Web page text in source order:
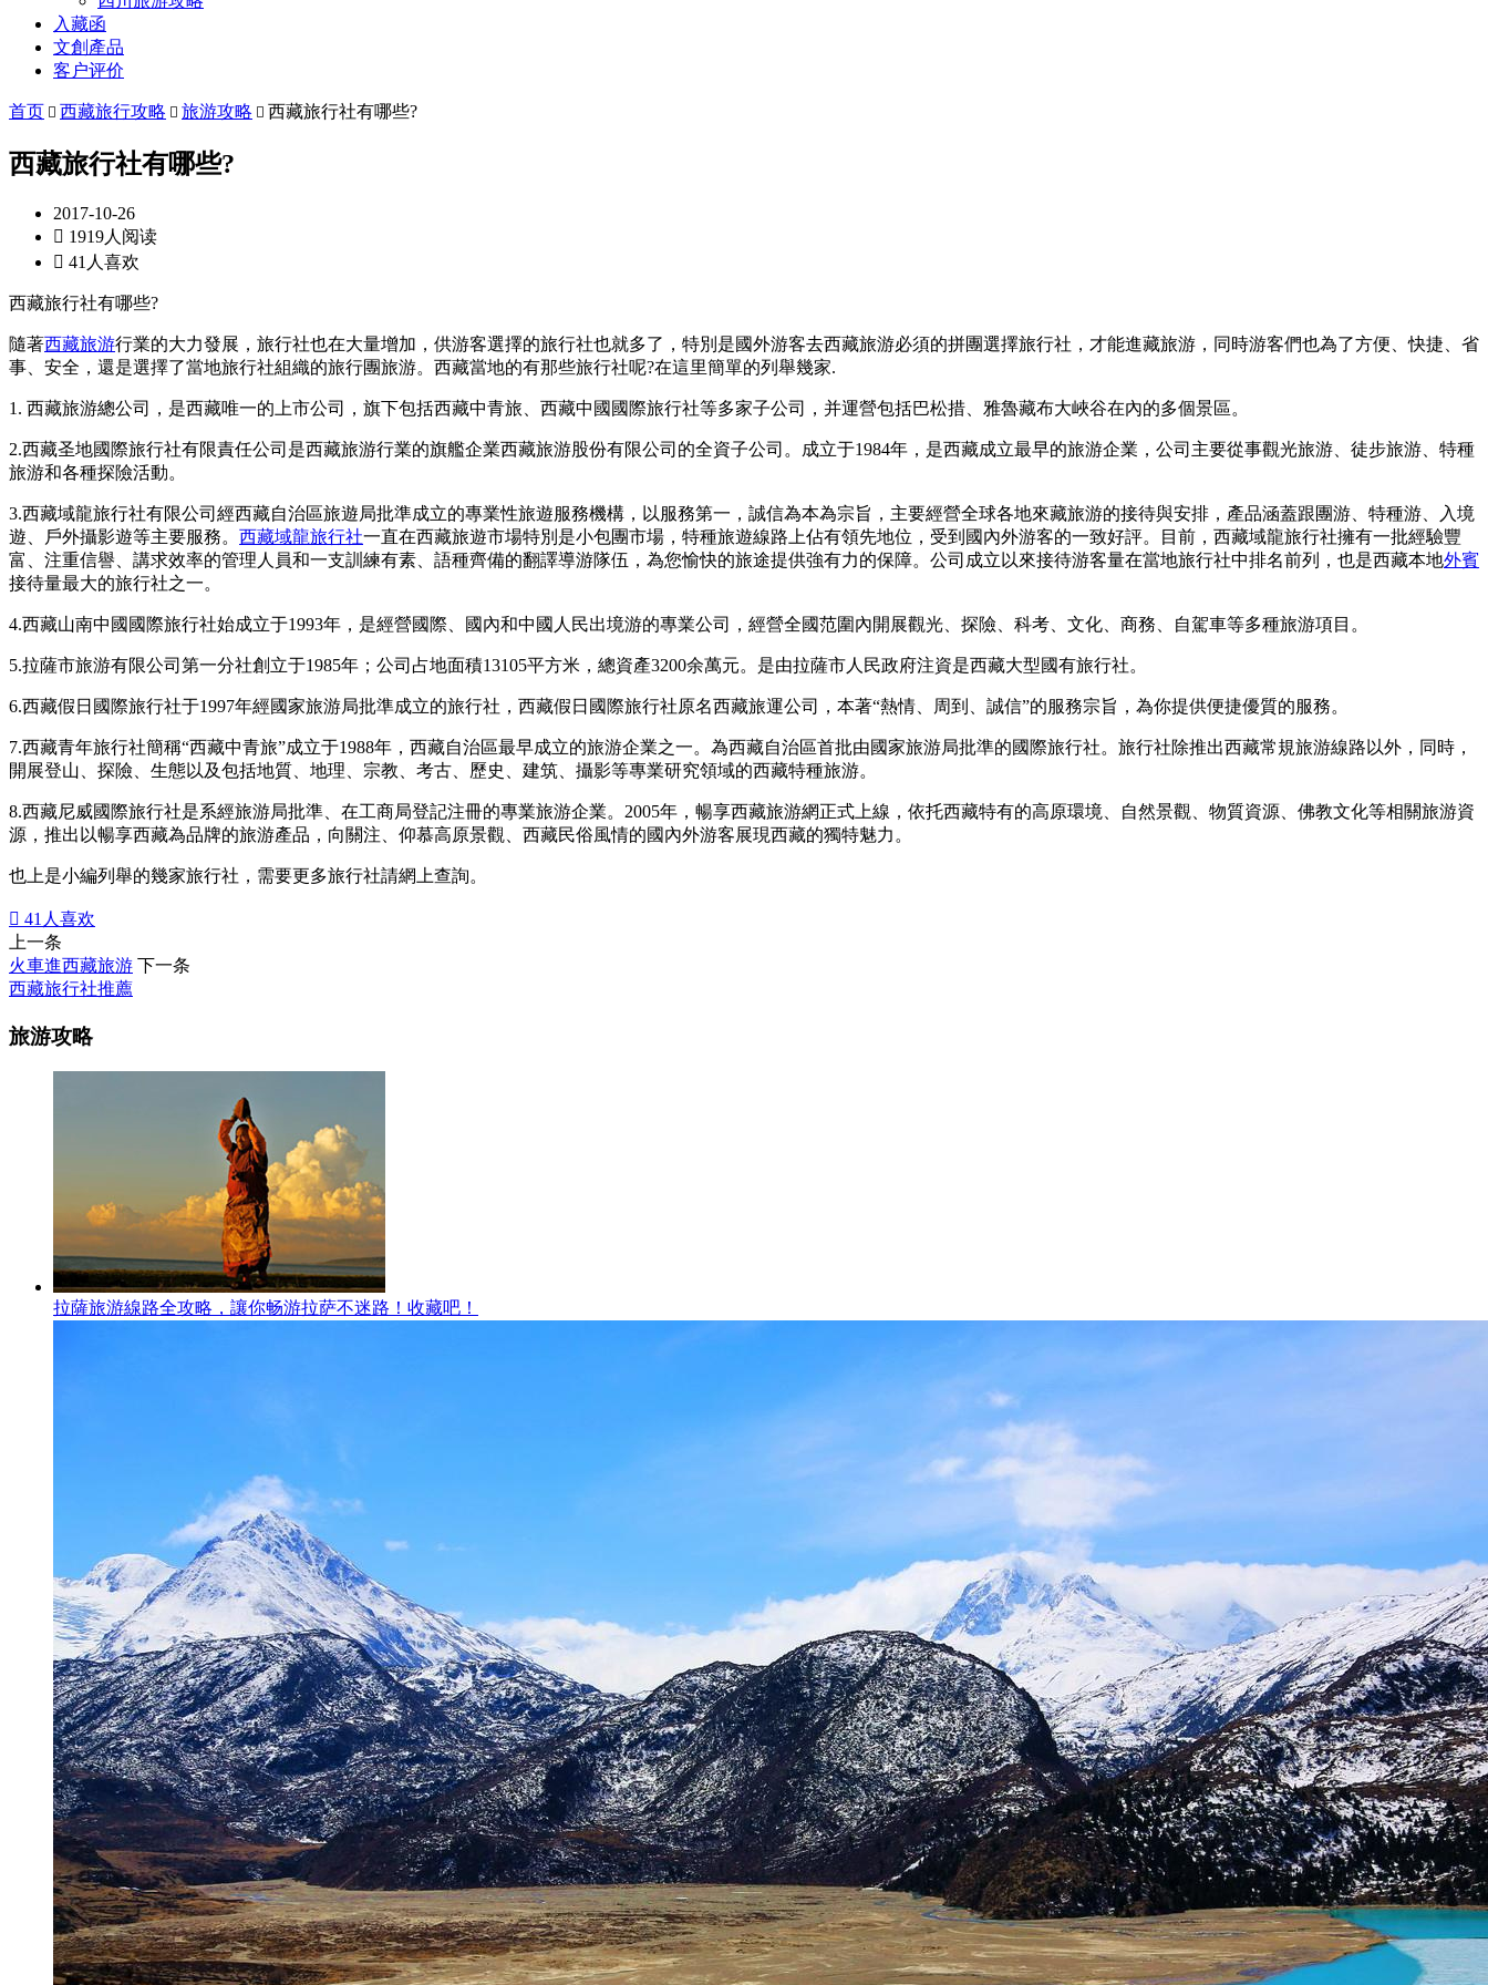
入藏函
文創產品
客户评价
首页  西藏旅行攻略  旅游攻略  西藏旅行社有哪些?
西藏旅行社有哪些?
2017-10-26
 1919人阅读
 41人喜欢
西藏旅行社有哪些?
隨著西藏旅游行業的大力發展，旅行社也在大量增加，供游客選擇的旅行社也就多了，特別是國外游客去西藏旅游必須的拼團選擇旅行社，才能進藏旅游，同時游客們也為了方便、快捷、省
事、安全，還是選擇了當地旅行社組織的旅行團旅游。西藏當地的有那些旅行社呢?在這里簡單的列舉幾家.
1. 西藏旅游總公司，是西藏唯一的上市公司，旗下包括西藏中青旅、西藏中國國際旅行社等多家子公司，并運營包括巴松措、雅魯藏布大峽谷在內的多個景區。
2.西藏圣地國際旅行社有限責任公司是西藏旅游行業的旗艦企業西藏旅游股份有限公司的全資子公司。成立于1984年，是西藏成立最早的旅游企業，公司主要從事觀光旅游、徒步旅游、特種
旅游和各種探險活動。
3.西藏域龍旅行社有限公司經西藏自治區旅遊局批準成立的專業性旅遊服務機構，以服務第一，誠信為本為宗旨，主要經營全球各地來藏旅游的接待與安排，產品涵蓋跟團游、特種游、入境
遊、戶外攝影遊等主要服務。 西藏域龍旅行社一直在西藏旅遊市場特別是小包團市場，特種旅遊線路上佔有領先地位，受到國內外游客的一致好評。目前，西藏域龍旅行社擁有一批經驗豐
富、注重信譽、講求效率的管理人員和一支訓練有素、語種齊備的翻譯導游隊伍，為您愉快的旅途提供強有力的保障。公司成立以來接待游客量在當地旅行社中排名前列，也是西藏本地外賓
接待量最大的旅行社之一。
4.西藏山南中國國際旅行社始成立于1993年，是經營國際、國內和中國人民出境游的專業公司，經營全國范圍內開展觀光、探險、科考、文化、商務、自駕車等多種旅游項目。
5.拉薩市旅游有限公司第一分社創立于1985年；公司占地面積13105平方米，總資產3200余萬元。是由拉薩市人民政府注資是西藏大型國有旅行社。
6.西藏假日國際旅行社于1997年經國家旅游局批準成立的旅行社，西藏假日國際旅行社原名西藏旅運公司，本著“熱情、周到、誠信”的服務宗旨，為你提供便捷優質的服務。
7.西藏青年旅行社簡稱“西藏中青旅”成立于1988年，西藏自治區最早成立的旅游企業之一。為西藏自治區首批由國家旅游局批準的國際旅行社。旅行社除推出西藏常規旅游線路以外，同時，
開展登山、探險、生態以及包括地質、地理、宗教、考古、歷史、建筑、攝影等專業研究領域的西藏特種旅游。
8.西藏尼威國際旅行社是系經旅游局批準、在工商局登記注冊的專業旅游企業。2005年，暢享西藏旅游網正式上線，依托西藏特有的高原環境、自然景觀、物質資源、佛教文化等相關旅游資
源，推出以暢享西藏為品牌的旅游產品，向關注、仰慕高原景觀、西藏民俗風情的國內外游客展現西藏的獨特魅力。
也上是小編列舉的幾家旅行社，需要更多旅行社請網上查詢。
 41 人喜欢
上一条
火車進西藏旅游 下一条
西藏旅行社推薦
旅游攻略
拉薩旅游線路全攻略，讓你畅游拉萨不迷路！收藏吧！